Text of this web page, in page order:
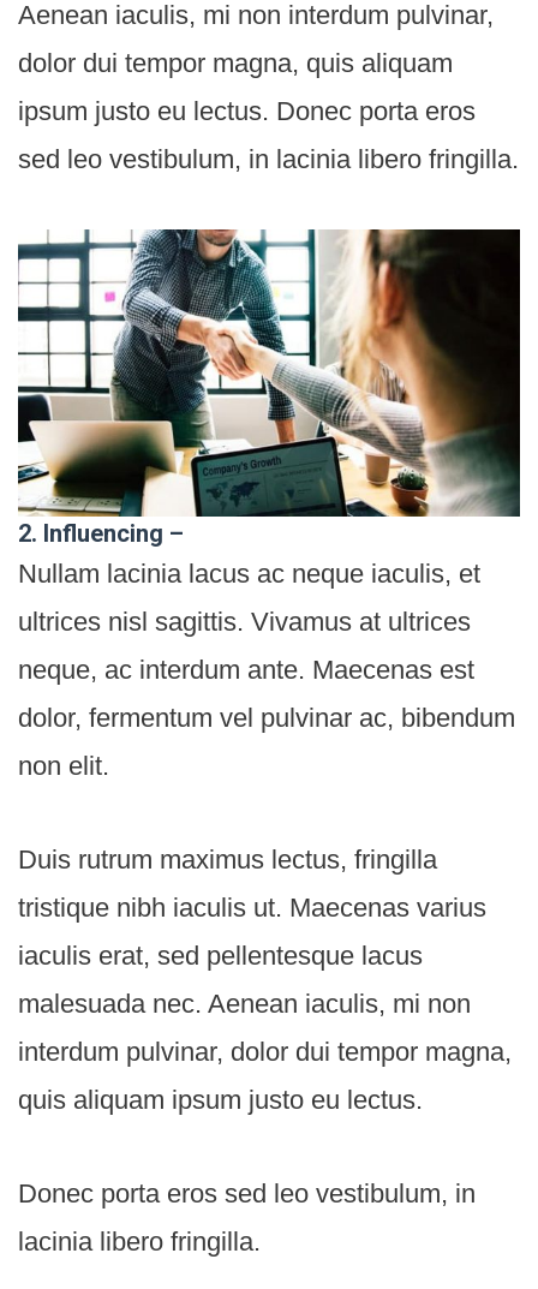
Aenean iaculis, mi non interdum pulvinar,
dolor dui tempor magna, quis aliquam
ipsum justo eu lectus. Donec porta eros
sed leo vestibulum, in lacinia libero fringilla.
2. Influencing –
Nullam lacinia lacus ac neque iaculis, et
ultrices nisl sagittis. Vivamus at ultrices
neque, ac interdum ante. Maecenas est
dolor, fermentum vel pulvinar ac, bibendum
non elit.
Duis rutrum maximus lectus, fringilla
tristique nibh iaculis ut. Maecenas varius
iaculis erat, sed pellentesque lacus
malesuada nec. Aenean iaculis, mi non
interdum pulvinar, dolor dui tempor magna,
quis aliquam ipsum justo eu lectus.
Donec porta eros sed leo vestibulum, in
lacinia libero fringilla.